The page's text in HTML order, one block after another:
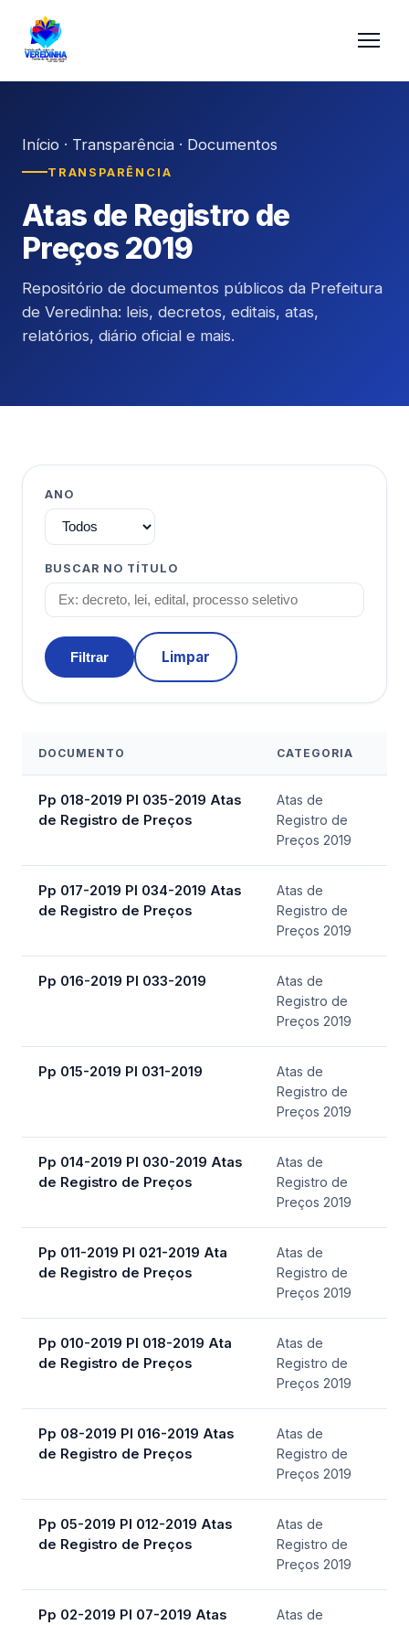
Início · Transparência · Documentos
TRANSPARÊNCIA
Atas de Registro de
Preços 2019
Repositório de documentos públicos da Prefeitura
de Veredinha: leis, decretos, editais, atas,
relatórios, diário oficial e mais.
ANO
BUSCAR NO TÍTULO
Filtrar Limpar
DOCUMENTO CATEGORIA
Pp 018-2019 Pl 035-2019 Atas
de Registro de Preços
Atas de
Registro de
Preços 2019
Pp 017-2019 Pl 034-2019 Atas
de Registro de Preços
Atas de
Registro de
Preços 2019
Pp 016-2019 Pl 033-2019
Atas de
Registro de
Preços 2019
Pp 015-2019 Pl 031-2019
Atas de
Registro de
Preços 2019
Pp 014-2019 Pl 030-2019 Atas
de Registro de Preços
Atas de
Registro de
Preços 2019
Pp 011-2019 Pl 021-2019 Ata
de Registro de Preços
Atas de
Registro de
Preços 2019
Pp 010-2019 Pl 018-2019 Ata
de Registro de Preços
Atas de
Registro de
Preços 2019
Pp 08-2019 Pl 016-2019 Atas
de Registro de Preços
Atas de
Registro de
Preços 2019
Pp 05-2019 Pl 012-2019 Atas
de Registro de Preços
Atas de
Registro de
Preços 2019
Pp 02-2019 Pl 07-2019 Atas
Atas de